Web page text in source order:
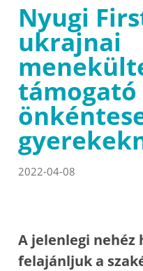
Nyugi
ukrajnai
támogató
2022-04-08
A jelenlegi nehéz
felajánljuk a